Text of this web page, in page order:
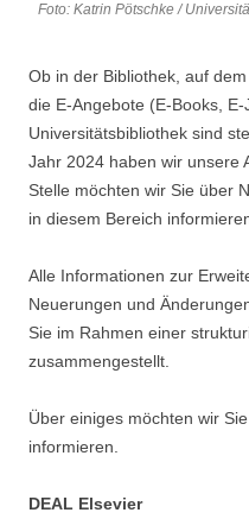
Foto: Katrin Pötschke /
Ob in der Bibliothek, auf
die E-Angebote (E-Books,
Universitätsbibliothek sind
Jahr 2024 haben wir unsere
Stelle möchten wir Sie über
in diesem Bereich
Alle Informationen zur
Neuerungen und
Sie im Rahmen einer
zusammengestellt.
Über einiges möchten wir
informieren.
DEAL Elsevier